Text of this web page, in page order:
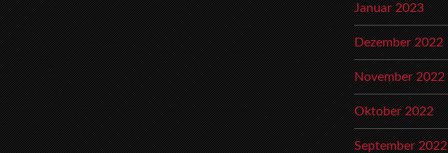
Januar 2023
Dezember 2022
November 2022
Oktober 2022
September 2022